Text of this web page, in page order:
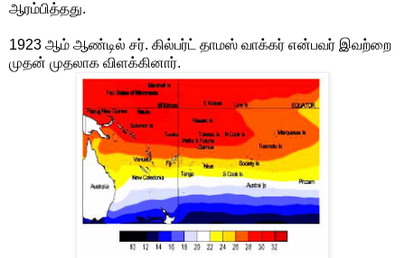
ஆரம்பித்தது.
1923 ஆம் ஆண்டில் சர். கில்பர்ட் தாமஸ் வாக்கர் என்பவர் இவற்றை
முதன் முதலாக விளக்கினார்.